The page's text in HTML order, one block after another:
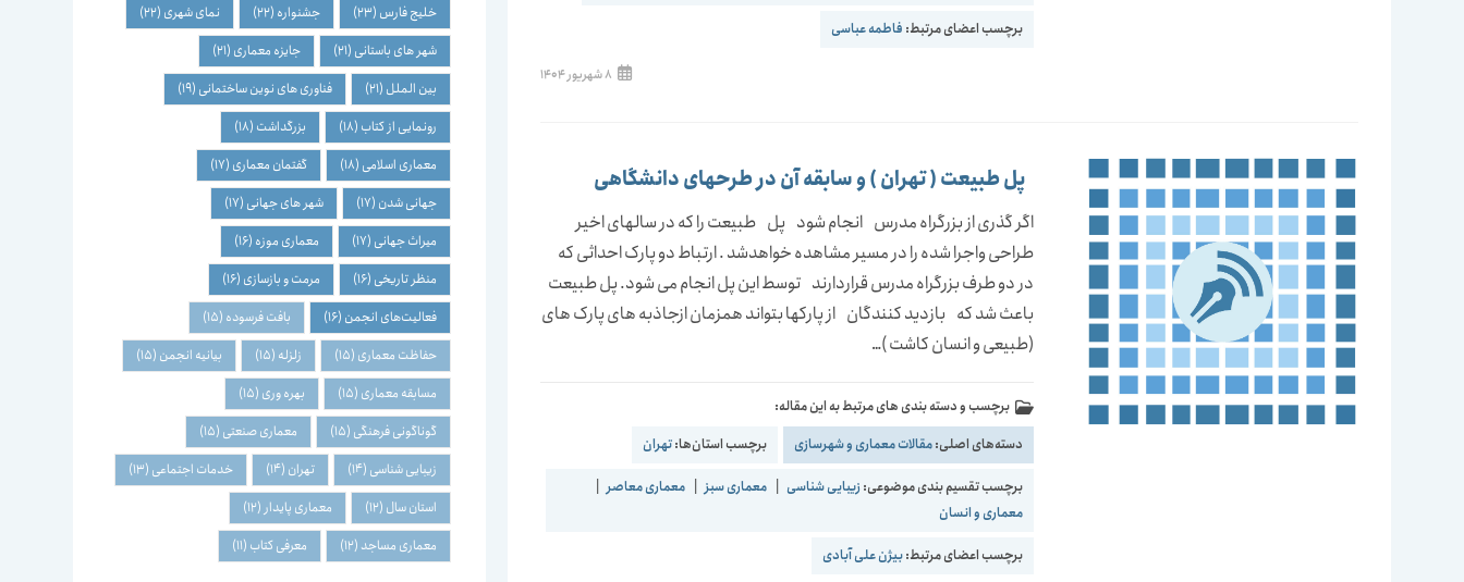
برچسب اعضای مرتبط: فاطمه عباسی
نوشته
منتشر
8 شهریور 1404
پل طبیعت ( تهران ) و سابقه آن در طرحهای دانشگاهی
اگر گذری از بزرگراه مدرس انجام شود پل طبیعت را که در سالهای اخیر
طراحی واجرا شده را در مسیر مشاهده خواهدشد . ارتباط دو پارک احداثی که
در دو طرف بزرگراه مدرس قراردارند توسط این پل انجام می شود. پل طبیعت
باعث شد که بازدید کنندگان از پارکها بتواند همزمان ازجاذبه های پارک های
(طبیعی و انسان کاشت )…
برچسب و دسته بندی های مرتبط به این مقاله:
دسته‌های اصلی:مقالات معماری و شهرسازی برچسب استان‌ها:تهران
برچسب تقسیم بندی موضوعی: زیبایی شناسی معماری سبز معماری معاصر
معماری و انسان
برچسب اعضای مرتبط:بیژن علی آبادی
خلیج فارس (23) جشنواره (22) نمای شهری (22)
شهر های باستانی (21) جایزه معماری (21)
بین الملل (21) فناوری های نوین ساختمانی (19)
رونمایی از کتاب (18) بزرگداشت (18)
معماری اسلامی (18) گفتمان معماری (17)
جهانی شدن (17) شهر های جهانی (17)
میراث جهانی (17) معماری موزه (16)
منظر تاریخی (16) مرمت و بازسازی (16)
فعالیت‌های انجمن (16) بافت فرسوده (15)
حفاظت معماری (15) زلزله (15) بیانیه انجمن (15)
مسابقه معماری (15) بهره وری (15)
گوناگونی فرهنگی (15) معماری صنعتی (15)
زیبایی شناسی (14) تهران (14) خدمات اجتماعی (13)
استان سال (12) معماری پایدار (12)
معماری مساجد(12) معرفی کتاب (11)